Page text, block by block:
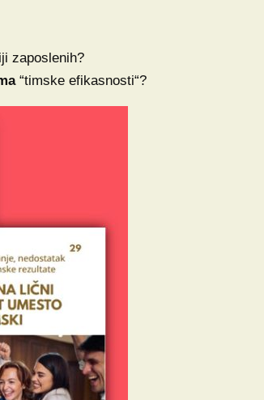
zaposlenih?
“timske efikasnosti“?